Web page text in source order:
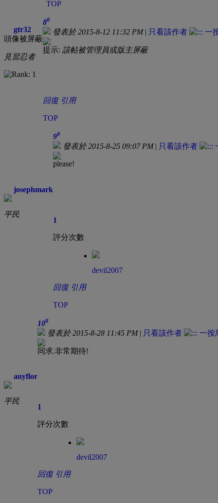
TOP
gtr32
頭像被屏蔽
見習忍者
8#
發表於 2015-8-12 11:32 PM| 只看該作者
提示: 該帖被管理員或版主屏蔽
回復 引用
TOP
josephmark
平民
9#
發表於 2015-8-25 09:07 PM| 只看該作者
please!
1
評分次數
devil2007
回復 引用
TOP
anyflor
平民
10#
發表於 2015-8-28 11:45 PM| 只看該作者
同求.非常期待!
1
評分次數
devil2007
回復 引用
TOP